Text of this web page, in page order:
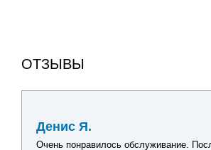
ОТЗЫВЫ
Денис Я.
Очень понравилось обслуживание.